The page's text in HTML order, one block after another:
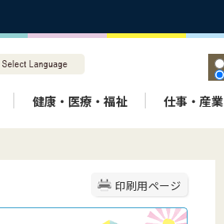
健康・医療・福祉 仕事・産業
印刷用ページ